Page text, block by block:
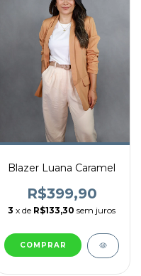
Blazer Luana Caramel
R$399,90
3 x de R$133,30 sem juros
COMPRAR